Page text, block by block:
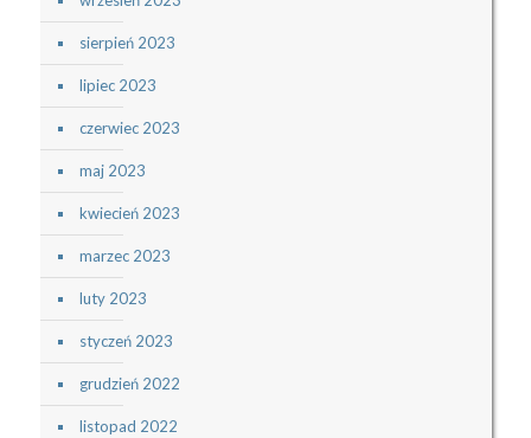
sierpień 2023
lipiec 2023
czerwiec 2023
maj 2023
kwiecień 2023
marzec 2023
luty 2023
styczeń 2023
grudzień 2022
listopad 2022